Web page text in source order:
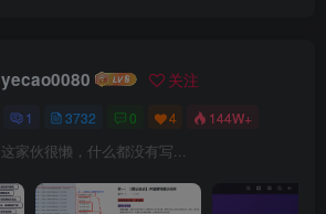
yecao0080 关注
1 3732 0 4 144W+
这家伙很懒，什么都没有写...